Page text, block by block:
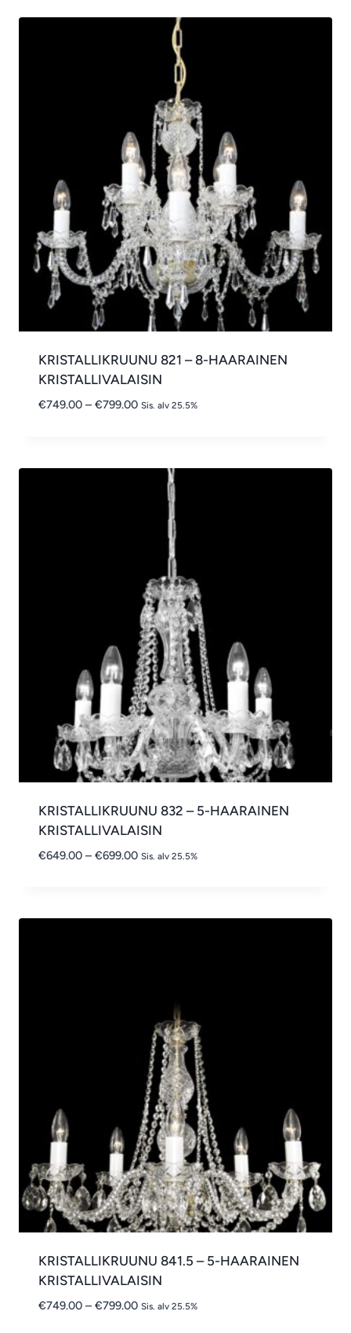
KRISTALLIKRUUNU 821 – 8-HAARAINEN
KRISTALLIVALAISIN
€749.00 – €799.00Hintaluokka:
Sis. alv 25.5%
KRISTALLIKRUUNU 832 – 5-HAARAINEN
KRISTALLIVALAISIN
€649.00 – €699.00Hintaluokka:
Sis. alv 25.5%
KRISTALLIKRUUNU 841.5 – 5-HAARAINEN
KRISTALLIVALAISIN
€749.00 – €799.00Hintaluokka:
Sis. alv 25.5%